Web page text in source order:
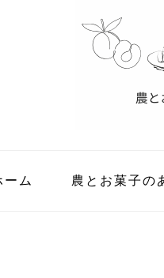
ーム 農とお菓子の